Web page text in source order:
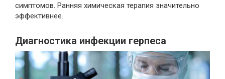
симптомов. Ранняя химическая терапия значительно
эффективнее.
Диагностика инфекции герпеса